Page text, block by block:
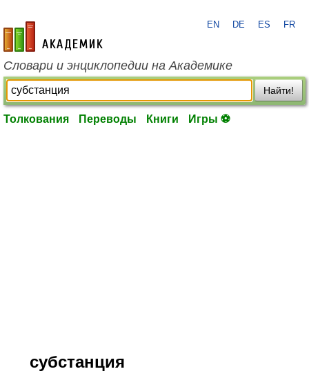
academic.ru
EN DE ES FR
Словари и энциклопедии на Академике
Найти!
Толкования Переводы Книги Игры ⚽
субстанция